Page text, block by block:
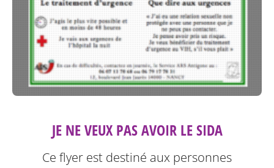
JE NE VEUX PAS AVOIR LE SIDA
Ce flyer est destiné aux personnes